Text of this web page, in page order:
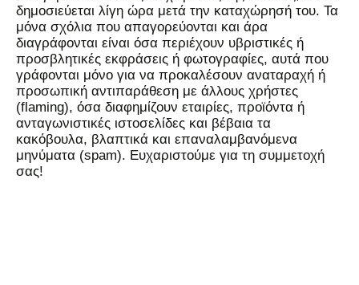
δημοσιεύεται λίγη ώρα μετά την καταχώρησή του. Τα
μόνα σχόλια που απαγορεύονται και άρα
διαγράφονται είναι όσα περιέχουν υβριστικές ή
προσβλητικές εκφράσεις ή φωτογραφίες, αυτά που
γράφονται μόνο για να προκαλέσουν αναταραχή ή
προσωπική αντιπαράθεση με άλλους χρήστες
(flaming), όσα διαφημίζουν εταιρίες, προϊόντα ή
ανταγωνιστικές ιστοσελίδες και βέβαια τα
κακόβουλα, βλαπτικά και επαναλαμβανόμενα
μηνύματα (spam). Ευχαριστούμε για τη συμμετοχή
σας!